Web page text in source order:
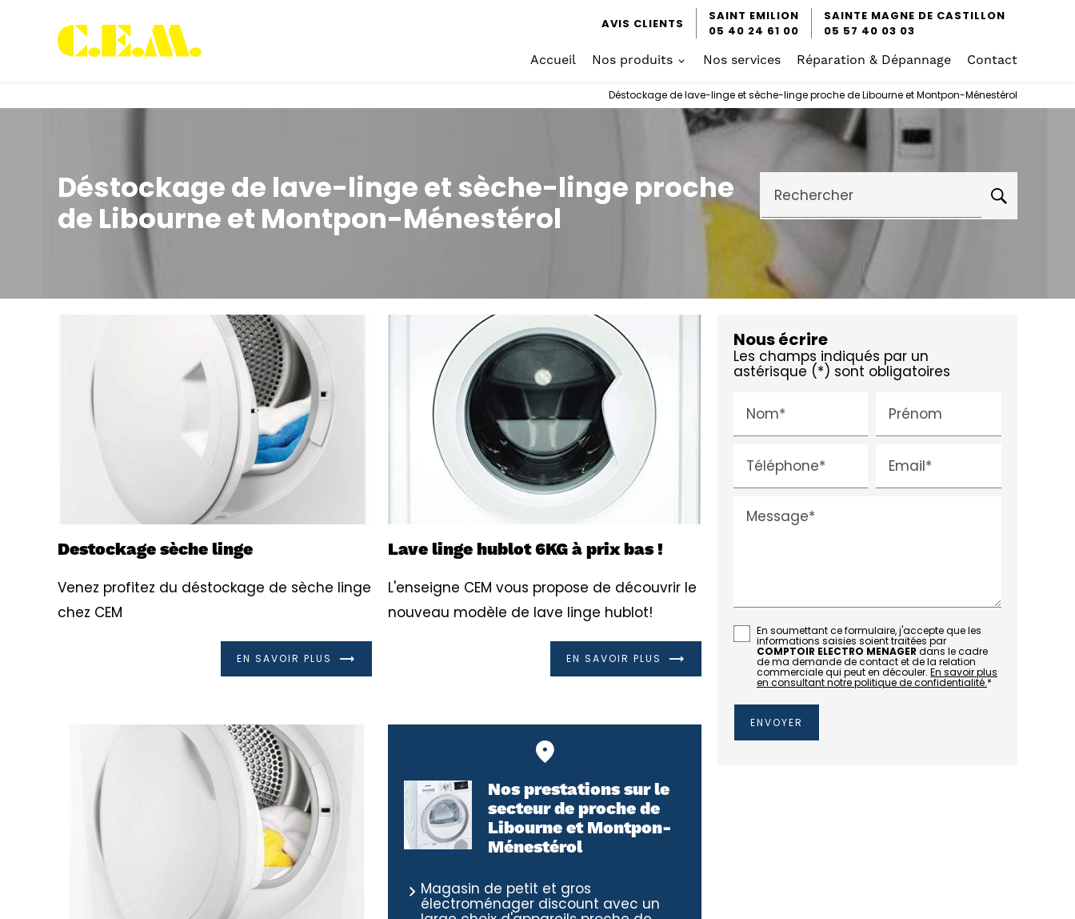
AVIS CLIENTS
SAINT EMILION
05 40 24 61 00
SAINTE MAGNE DE CASTILLON
05 57 40 03 03
Accueil Nos produits Nos services Réparation & Dépannage Contact
Déstockage de lave-linge et sèche-linge proche de Libourne et Montpon-Ménestérol
Déstockage de lave-linge et sèche-linge proche
de Libourne et Montpon-Ménestérol
Rechercher
Destockage sèche linge
Venez profitez du déstockage de sèche linge
chez CEM
EN SAVOIR PLUS
Lave linge hublot 6KG à prix bas !
L'enseigne CEM vous propose de découvrir le
nouveau modèle de lave linge hublot!
EN SAVOIR PLUS
Nos prestations sur le
secteur de proche de
Libourne et Montpon-
Ménestérol
Magasin de petit et gros
électroménager discount avec un
Nous écrire
Les champs indiqués par un
astérisque (*) sont obligatoires
Nom* Prénom
Téléphone* Email*
Message*
En soumettant ce formulaire, j'accepte que les
informations saisies soient traitées par
COMPTOIR ELECTRO MENAGER dans le cadre
de ma demande de contact et de la relation
commerciale qui peut en découler. En savoir plus
en consultant notre politique de confidentialité.*